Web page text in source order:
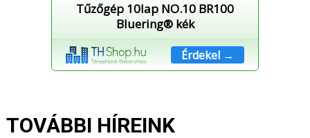
Tűzőgép 10lap NO.10 BR100
Bluering® kék
Érdekel →
TOVÁBBI HÍREINK